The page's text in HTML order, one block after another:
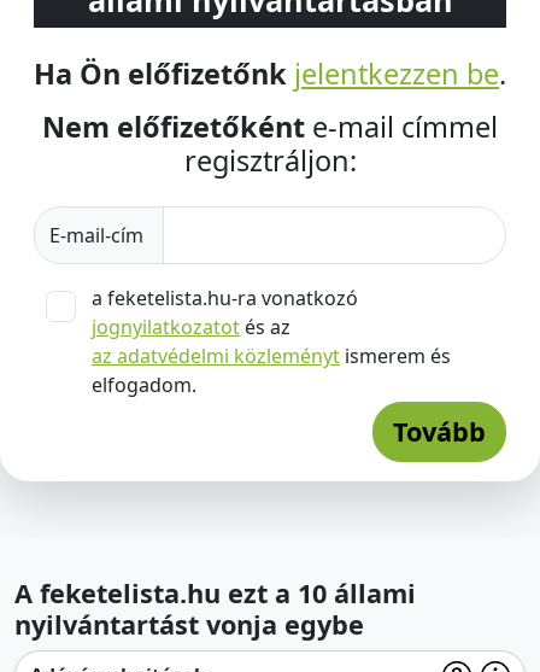
Ha Ön előfizetőnk jelentkezzen be.
Nem előfizetőként e-mail címmel
regisztráljon:
E-mail-cím
a feketelista.hu-ra vonatkozó
jognyilatkozatot és az
az adatvédelmi közleményt ismerem és
elfogadom.
Tovább
A feketelista.hu ezt a 10 állami
nyilvántartást vonja egybe